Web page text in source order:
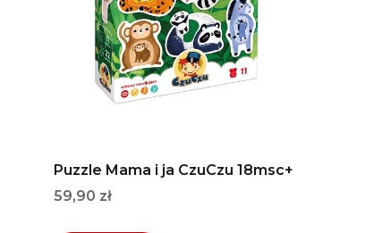
Puzzle Mama i ja CzuCzu 18msc+
Cena
59,90 zł